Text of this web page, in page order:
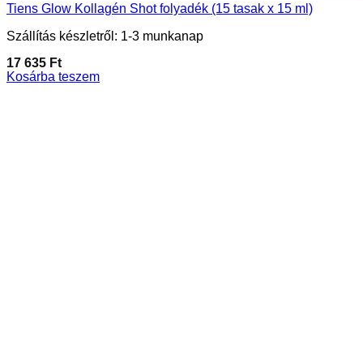
Tiens Glow Kollagén Shot folyadék (15 tasak x 15 ml)
Szállítás készletről: 1-3 munkanap
17 635 Ft
Kosárba teszem